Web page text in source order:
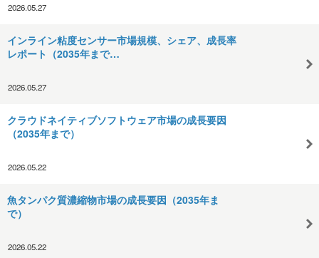
2026.05.27
インライン粘度センサー市場規模、シェア、成長率
レポート（2035年まで…
2026.05.27
クラウドネイティブソフトウェア市場の成長要因
（2035年まで）
2026.05.22
魚タンパク質濃縮物市場の成長要因（2035年ま
で）
2026.05.22